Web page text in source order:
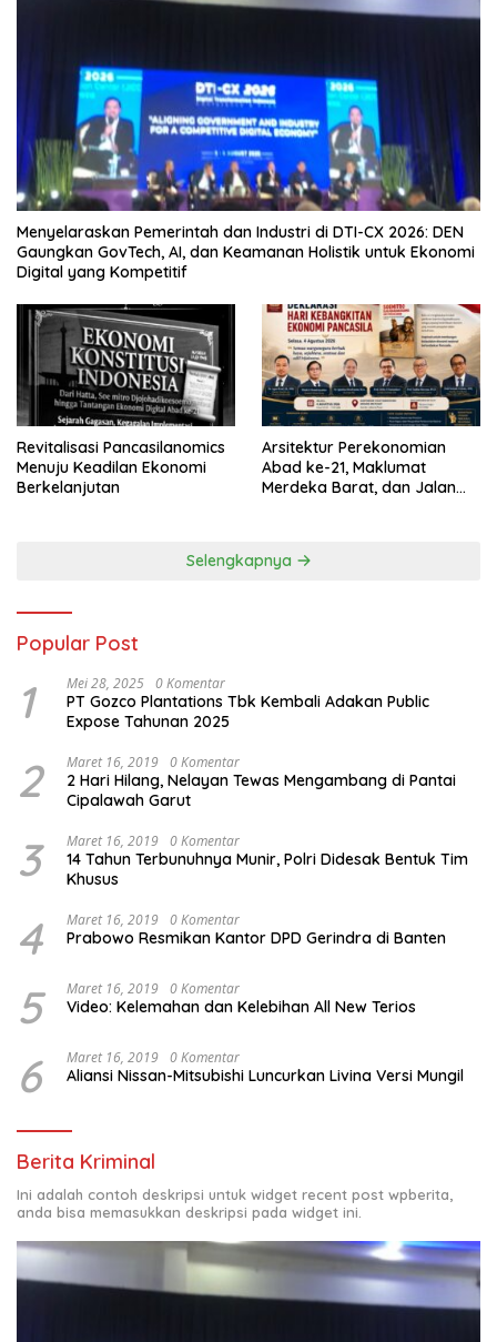
Menyelaraskan Pemerintah dan Industri di DTI-CX 2026: DEN
Gaungkan GovTech, AI, dan Keamanan Holistik untuk Ekonomi
Digital yang Kompetitif
Revitalisasi Pancasilanomics
Menuju Keadilan Ekonomi
Berkelanjutan
Arsitektur Perekonomian
Abad ke-21, Maklumat
Merdeka Barat, dan Jalan
Selengkapnya
Popular Post
1 Mei 28, 2025 0 Komentar
PT Gozco Plantations Tbk Kembali Adakan Public
Expose Tahunan 2025
2 Maret 16, 2019 0 Komentar
2 Hari Hilang, Nelayan Tewas Mengambang di Pantai
Cipalawah Garut
3 Maret 16, 2019 0 Komentar
14 Tahun Terbunuhnya Munir, Polri Didesak Bentuk Tim
Khusus
4 Maret 16, 2019 0 Komentar
Prabowo Resmikan Kantor DPD Gerindra di Banten
5 Maret 16, 2019 0 Komentar
Video: Kelemahan dan Kelebihan All New Terios
6 Maret 16, 2019 0 Komentar
Aliansi Nissan-Mitsubishi Luncurkan Livina Versi Mungil
Berita Kriminal
Ini adalah contoh deskripsi untuk widget recent post wpberita,
anda bisa memasukkan deskripsi pada widget ini.